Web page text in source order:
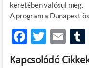
keretében valósul meg.
A program a Dunapest
F
ac
T
w
E
m u
Kapcsolódó